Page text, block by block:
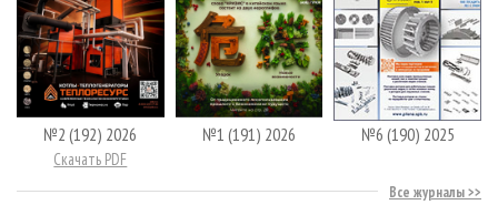
№2 (192) 2026
Скачать PDF
№1 (191) 2026 №6 (190) 2025
Все журналы